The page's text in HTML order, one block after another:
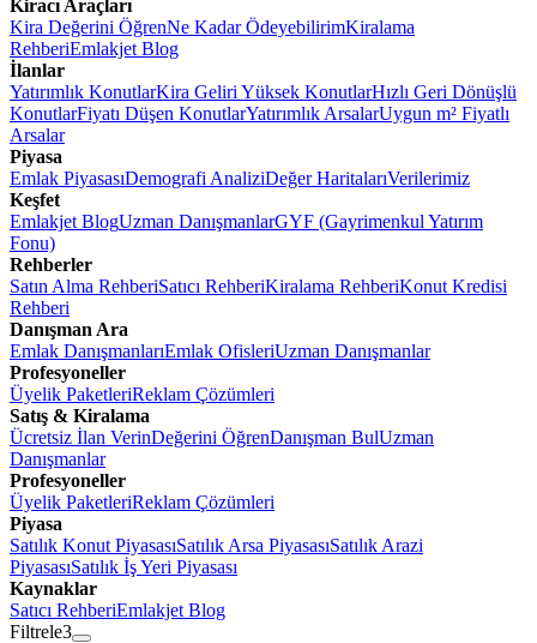
Kiracı Araçları
Kira Değerini ÖğrenNe Kadar ÖdeyebilirimKiralama
RehberiEmlakjet Blog
İlanlar
Yatırımlık KonutlarKira Geliri Yüksek KonutlarHızlı Geri Dönüşlü
KonutlarFiyatı Düşen KonutlarYatırımlık ArsalarUygun m² Fiyatlı
Arsalar
Piyasa
Emlak PiyasasıDemografi AnaliziDeğer HaritalarıVerilerimiz
Keşfet
Emlakjet BlogUzman DanışmanlarGYF (Gayrimenkul Yatırım
Fonu)
Rehberler
Satın Alma RehberiSatıcı RehberiKiralama RehberiKonut Kredisi
Rehberi
Danışman Ara
Emlak DanışmanlarıEmlak OfisleriUzman Danışmanlar
Profesyoneller
Üyelik PaketleriReklam Çözümleri
Satış & Kiralama
Ücretsiz İlan VerinDeğerini ÖğrenDanışman BulUzman
Danışmanlar
Profesyoneller
Üyelik PaketleriReklam Çözümleri
Piyasa
Satılık Konut PiyasasıSatılık Arsa PiyasasıSatılık Arazi
PiyasasıSatılık İş Yeri Piyasası
Kaynaklar
Satıcı RehberiEmlakjet Blog
Filtrele3